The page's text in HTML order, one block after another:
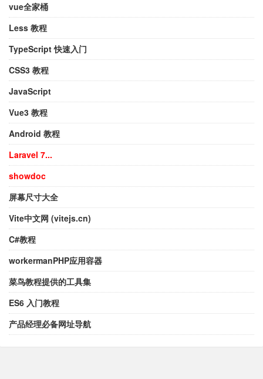
vue全家桶
Less 教程
TypeScript 快速入门
CSS3 教程
JavaScript
Vue3 教程
Android 教程
Laravel 7...
showdoc
屏幕尺寸大全
Vite中文网 (vitejs.cn)
C#教程
workermanPHP应用容器
菜鸟教程提供的工具集
ES6 入门教程
产品经理必备网址导航